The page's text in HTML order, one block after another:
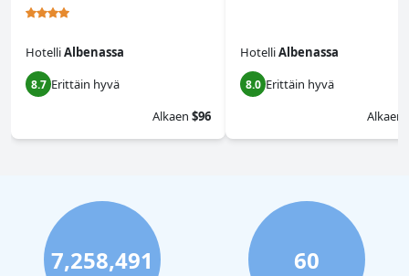
HotelliAlbenassa
8.7 Erittäin hyvä
Alkaen $96
HotelliAlbenassa
8.0 Erittäin hyvä
Alkaen
7,258,491 60